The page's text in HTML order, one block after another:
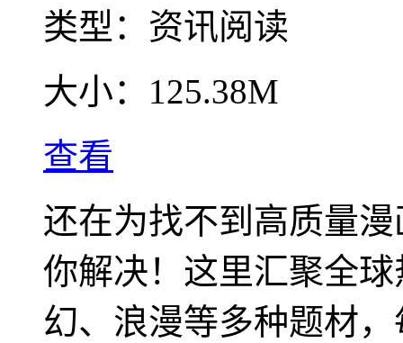
类型： 资讯阅读
大小： 125.38M
查看
还在为找不到高质量漫
你解决！这里汇聚全
幻、浪漫等多种题材